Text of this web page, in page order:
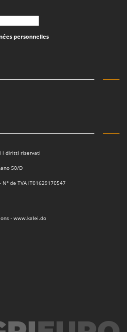
personnelles
i diritti riservati
50/D
de TVA IT01629170547
- www.kalei.do